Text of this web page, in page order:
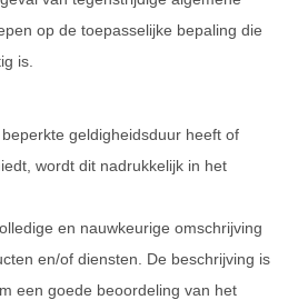
op de toepasselijke bepaling die
is.
geldigheidsduur heeft of
wordt dit nadrukkelijk in het
en nauwkeurige omschrijving
en/of diensten. De beschrijving is
een goede beoordeling van het